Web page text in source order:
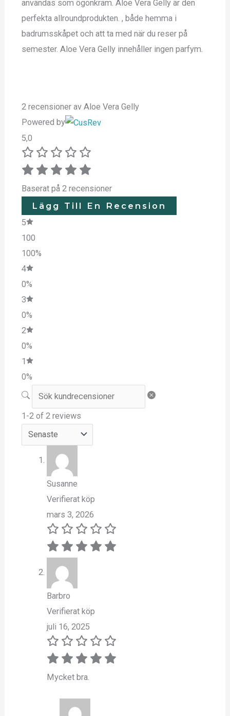
användas som ögonkräm. Aloe Vera Gelly är den
perfekta allroundprodukten. , både hemma i
badrumsskåpet och att ta med när du reser på
semester. Aloe Vera Gelly innehåller ingen parfym.
2 recensioner av Aloe Vera Gelly
Powered by
5,0
Baserat på 2 recensioner
Lägg Till En Recension
5
100
100%
4
0%
3
0%
2
0%
1
0%
1-2 of 2 reviews
Susanne
Verifierat köp
mars 3, 2026
Barbro
Verifierat köp
juli 16, 2025
Mycket bra.